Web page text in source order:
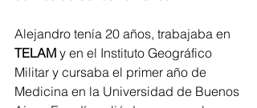
Alejandro tenía 20 años, trabajaba en
TELAM y en el Instituto Geográfico
Militar y cursaba el primer año de
Medicina en la Universidad de Buenos